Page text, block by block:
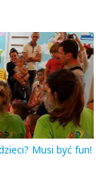
Musi być fun!